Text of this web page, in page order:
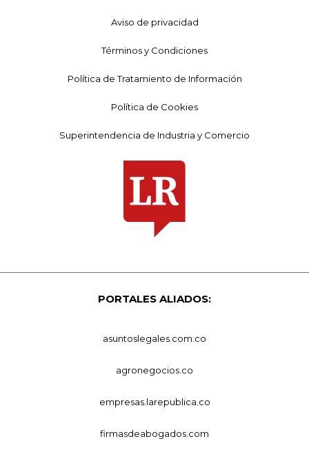
Aviso de privacidad
Términos y Condiciones
Política de Tratamiento de Información
Política de Cookies
Superintendencia de Industria y Comercio
PORTALES ALIADOS:
asuntoslegales.com.co
agronegocios.co
empresas.larepublica.co
firmasdeabogados.com